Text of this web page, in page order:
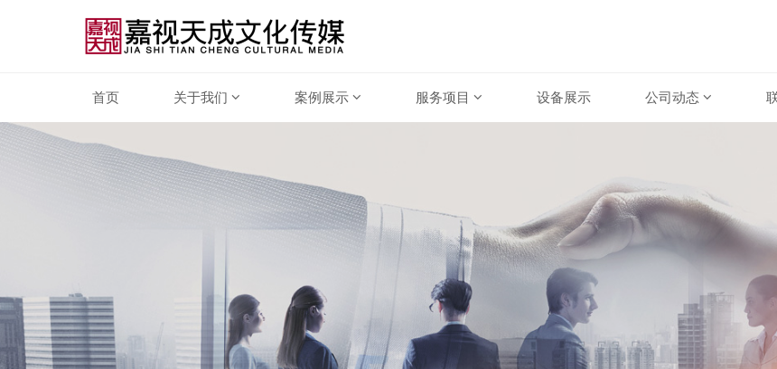
首页 关于我们 案例展示 服务项目 设备展示 公司动态